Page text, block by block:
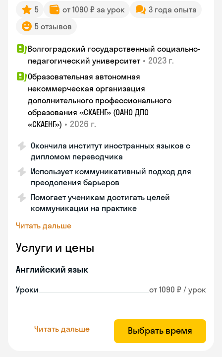
5 от 1090 ₽ за урок
3 года опыта
5 отзывов
Волгоградский государственный социально-
педагогический университет • 2023 г.
Образовательная автономная
некоммерческая организация
дополнительного профессионального
образования «СКАЕНГ» (ОАНО ДПО
«СКАЕНГ») • 2026 г.
Окончила институт иностранных языков с
дипломом переводчика
Использует коммуникативный подход для
преодоления барьеров
Помогает ученикам достигать целей
коммуникации на практике
Читать дальше
Услуги и цены
Английский язык
Уроки от 1090 ₽ / урок
Читать дальше Выбрать время